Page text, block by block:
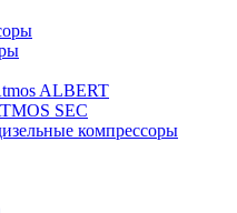
ALBERT
SEC
компрессоры